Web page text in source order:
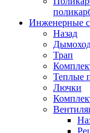
Инженерные
Назад
Трап
Теплые
Лючки